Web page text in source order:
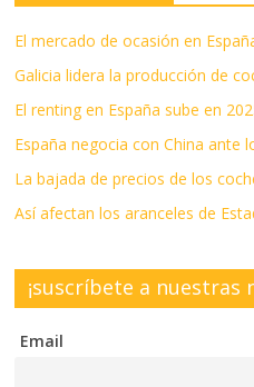
El mercado de ocasión en
Galicia lidera la producción de
El renting en España sube en
España negocia con China ante
La bajada de precios de los
Así afectan los aranceles de
¡suscríbete a nuestras
Email